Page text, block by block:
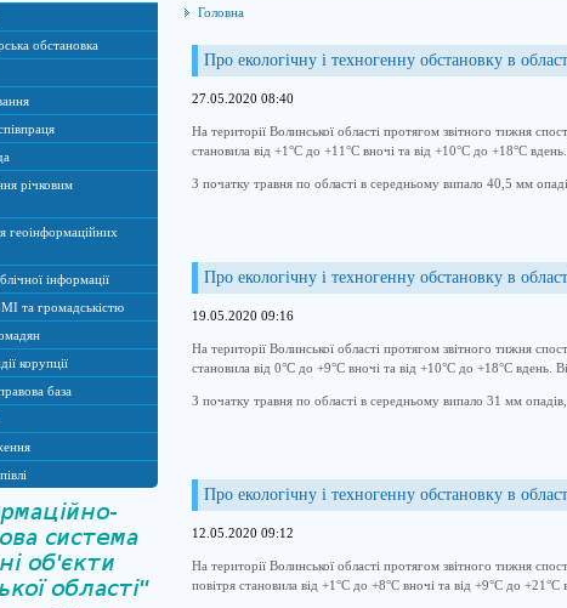
обстановка
річковим
геоінформаційних
інформації
та громадськістю
корупції
база
Головна
Про екологічну і техногенну обстановку в
27.05.2020 08:40
На території Волинської області протягом звітного тижня
становила від +1°С до +11°С вночі та від +10°С до +18°С
З початку травня по області в середньому випало 40,5 мм
Про екологічну і техногенну обстановку в
19.05.2020 09:16
На території Волинської області протягом звітного тижня
становила від 0°С до +9°С вночі та від +10°С до +18°С вдень.
З початку травня по області в середньому випало 31 мм
Про екологічну і техногенну обстановку в
12.05.2020 09:12
На території Волинської області протягом звітного тижня
повітря становила від +1°С до +8°С вночі та від +9°С до